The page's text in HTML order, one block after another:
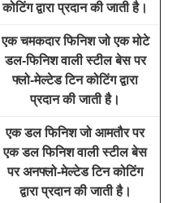
कोटिंग द्वारा प्रदान की जाती है।
एक चमकदार फिनिश जो एक मोटे
डल-फिनिश वाली स्टील बेस पर
फ्लो-मेल्टेड टिन कोटिंग द्वारा
प्रदान की जाती है।
एक डल फिनिश जो आमतौर पर
एक डल फिनिश वाली स्टील बेस
पर अनफ्लो-मेल्टेड टिन कोटिंग
द्वारा प्रदान की जाती है।